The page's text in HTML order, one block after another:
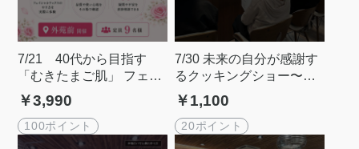
7/21 40代から目指す
「むきたまご肌」 フェイ
シャルワックス体験会
【外苑前】
￥3,990
100ポイント
7/30 未来の自分が感謝す
るクッキングショー〜料
理の常識アップデートセ
ミナー＠外苑前
￥1,100
20ポイント